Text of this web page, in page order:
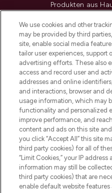
Produkten aus
renommierten
oder über die
Lieferung ab einem
Cookie-
Do Not Sell or
HILFE &
ÜBER
We use cookies and other
may be provided by third
site, enable social media
tailor user experiences, support
advertising efforts. These also
access and record user and
addresses and online
and interactions, browser and
usage information, which may
functionality and personalized
improve performance, and
content and ads on this site
you click “Accept All” this site
third party cookies) for all of
“Limit Cookies,” your IP
information may still be
third party cookies) that are
enable default website